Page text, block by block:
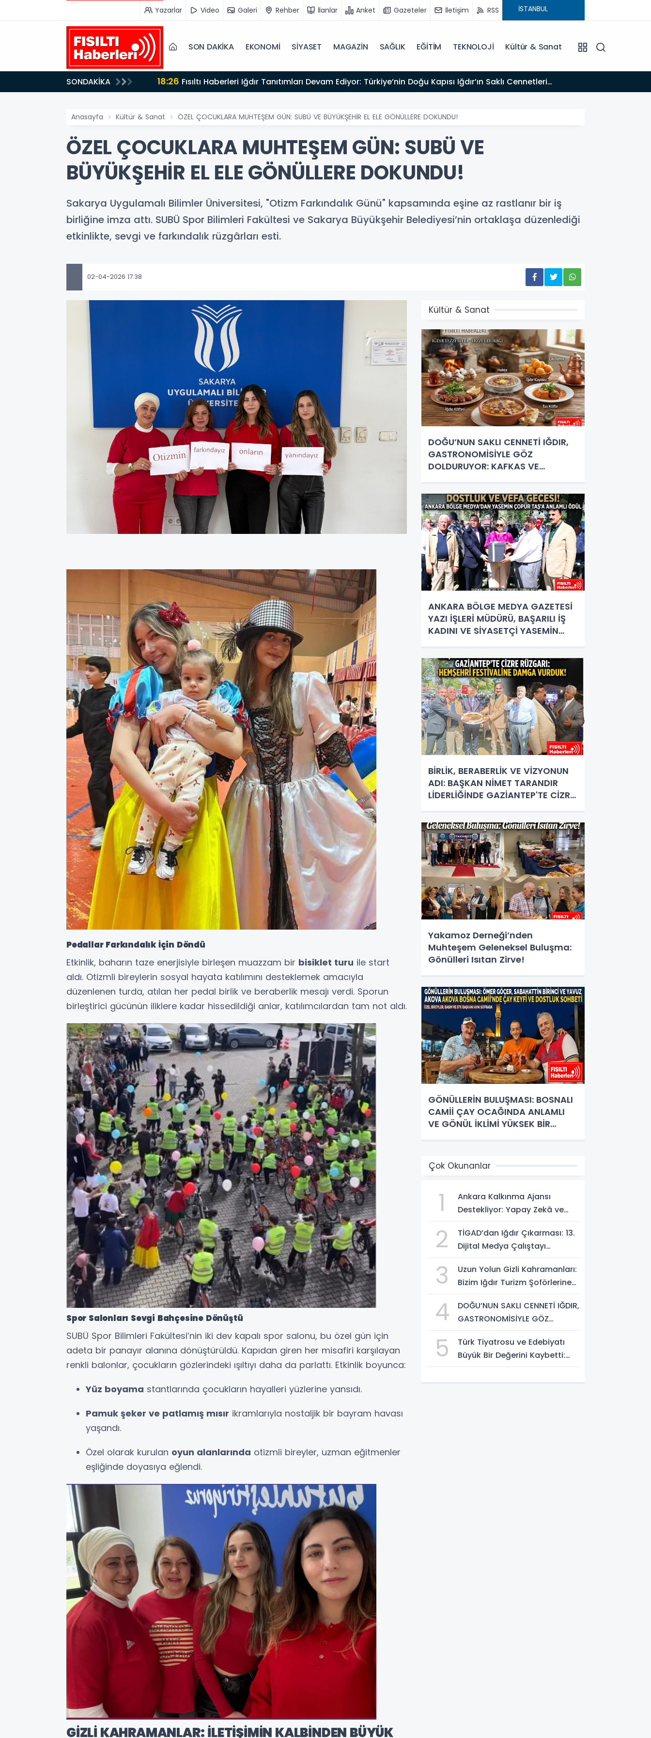
Yazarlar Video Galeri Rehber İlanlar Anket Gazeteler İletişim RSS
SON DAKİKA EKONOMİ SİYASET MAGAZİN SAĞLIK EĞİTİM TEKNOLOJİ Kültür & Sanat
SONDAKİKA 18:26
Keşfedilmeyi Bekliyor
Anasayfa Kültür & Sanat ÖZEL ÇOCUKLARA MUHTEŞEM GÜN: SUBÜ VE BÜYÜKŞEHİR EL ELE GÖNÜLLERE DOKUNDU!
ÖZEL ÇOCUKLARA MUHTEŞEM GÜN: SUBÜ VE
BÜYÜKŞEHİR EL ELE GÖNÜLLERE DOKUNDU!
Sakarya Uygulamalı Bilimler Üniversitesi, "Otizm Farkındalık Günü" kapsamında eşine az rastlanır bir iş
birliğine imza attı. SUBÜ Spor Bilimleri Fakültesi ve Sakarya Büyükşehir Belediyesi’nin ortaklaşa düzenlediği
etkinlikte, sevgi ve farkındalık rüzgârları esti.
02-04-2026 17:38
Pedallar Farkındalık İçin Döndü
Etkinlik, baharın taze enerjisiyle birleşen muazzam bir bisiklet turu ile start
aldı. Otizmli bireylerin sosyal hayata katılımını desteklemek amacıyla
düzenlenen turda, atılan her pedal birlik ve beraberlik mesajı verdi. Sporun
birleştirici gücünün iliklere kadar hissedildiği anlar, katılımcılardan tam not aldı.
Spor Salonları Sevgi Bahçesine Dönüştü
SUBÜ Spor Bilimleri Fakültesi’nin iki dev kapalı spor salonu, bu özel gün için
adeta bir panayır alanına dönüştürüldü. Kapıdan giren her misafiri karşılayan
renkli balonlar, çocukların gözlerindeki ışıltıyı daha da parlattı. Etkinlik boyunca:
Yüz boyama stantlarında çocukların hayalleri yüzlerine yansıdı.
Pamuk şeker ve patlamış mısır ikramlarıyla nostaljik bir bayram havası
yaşandı.
Özel olarak kurulan oyun alanlarında otizmli bireyler, uzman eğitmenler
eşliğinde doyasıya eğlendi.
GİZLİ KAHRAMANLAR: İLETİŞİMİN KALBİNDEN BÜYÜK
Kültür & Sanat
DOĞU’NUN SAKLI CENNETİ IĞDIR,
GASTRONOMİSİYLE GÖZ
DOLDURUYOR: KAFKAS VE
ANKARA BÖLGE MEDYA GAZETESİ
YAZI İŞLERİ MÜDÜRÜ, BAŞARILI İŞ
KADINI VE SİYASETÇİ YASEMİN
BİRLİK, BERABERLİK VE VİZYONUN
ADI: BAŞKAN NİMET TARANDIR
LİDERLİĞİNDE GAZİANTEP'TE CİZRE
Yakamoz Derneği’nden
Muhteşem Geleneksel Buluşma:
Gönülleri Isıtan Zirve!
GÖNÜLLERİN BULUŞMASI: BOSNALI
CAMİİ ÇAY OCAĞINDA ANLAMLI
VE GÖNÜL İKLİMİ YÜKSEK BİR
Çok Okunanlar
1
Ankara Kalkınma Ajansı
Destekliyor: Yapay Zekâ ve
Dezenformasyonla Mücadele
Kapasite Geliştirme Eğitimi
2
TİGAD’dan Iğdır Çıkarması: 13.
Dijital Medya Çalıştayı
3
Uzun Yolun Gizli Kahramanları:
Bizim Iğdır Turizm Şoförlerine
4
DOĞU’NUN SAKLI CENNETİ IĞDIR,
GASTRONOMİSİYLE GÖZ
ANADOLU KÜLTÜRÜNÜN
BULUŞMA NOKTASI
5
Türk Tiyatrosu ve Edebiyatı
Büyük Bir Değerini Kaybetti: